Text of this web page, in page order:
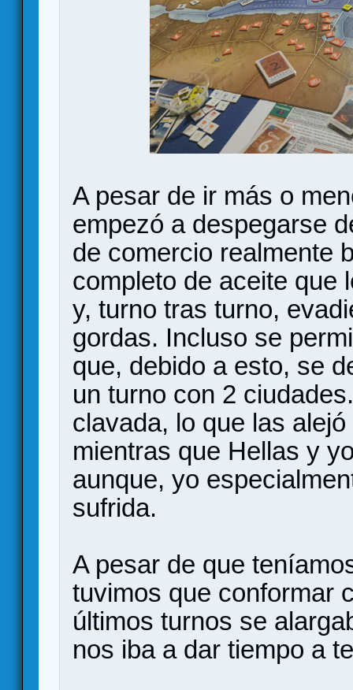
A pesar de ir más o
empezó a despegarse
de comercio realmente
completo de aceite que
y, turno tras turno,
gordas. Incluso se
que, debido a esto, se
un turno con 2
clavada, lo que las
mientras que Hellas y
aunque, yo
sufrida.
A pesar de que
tuvimos que conformar
últimos turnos se
nos iba a dar tiempo a